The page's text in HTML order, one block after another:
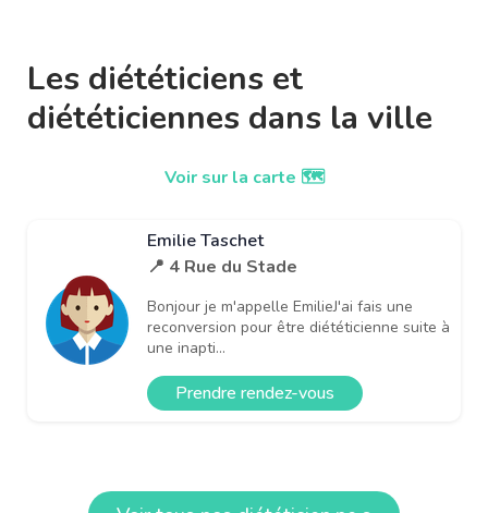
Les diététiciens et
diététiciennes dans la ville
Voir sur la carte 🗺️
Emilie Taschet
📍 4 Rue du Stade
Bonjour je m'appelle EmilieJ'ai fais une
reconversion pour être diététicienne suite à
une inapti...
Prendre rendez-vous